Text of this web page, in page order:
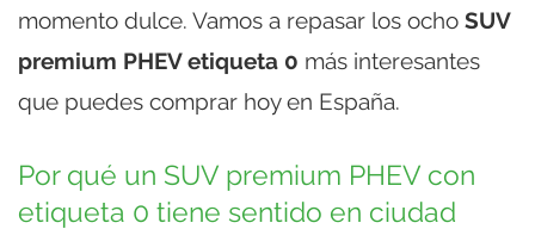
momento dulce. Vamos a repasar los ocho SUV
premium PHEV etiqueta 0 más interesantes
que puedes comprar hoy en España.
Por qué un SUV premium PHEV con
etiqueta 0 tiene sentido en ciudad